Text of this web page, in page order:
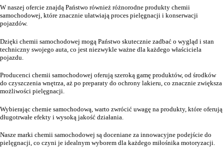
W naszej ofercie znajdą Państwo również różnorodne produkty chemii
samochodowej, które znacznie ułatwiają proces pielęgnacji i konserwacji
pojazdów.
Dzięki chemii samochodowej mogą Państwo skutecznie zadbać o wygląd i stan
techniczny swojego auta, co jest niezwykle ważne dla każdego właściciela
pojazdu.
Producenci chemii samochodowej oferują szeroką gamę produktów, od środków
do czyszczenia wnętrza, aż po preparaty do ochrony lakieru, co znacznie zwiększa
możliwości pielęgnacji.
Wybierając chemie samochodową, warto zwrócić uwagę na produkty, które oferują
długotrwałe efekty i wysoką jakość działania.
Nasze marki chemii samochodowej są doceniane za innowacyjne podejście do
pielęgnacji, co czyni je idealnym wyborem dla każdego miłośnika motoryzacji.